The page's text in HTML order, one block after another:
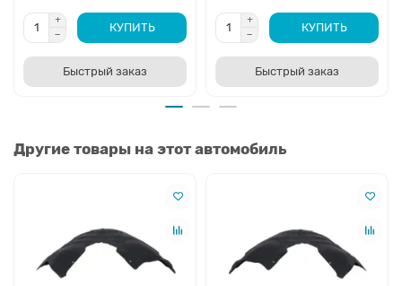
КУПИТЬ
Быстрый заказ
КУПИТЬ
Быстрый заказ
Другие товары на этот автомобиль